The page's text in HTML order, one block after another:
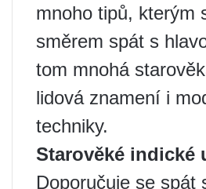
mnoho tipů, kterým
směrem spát s
tom mnohá
lidová znamení i
techniky.
Starověké indické
Doporučuje se spát